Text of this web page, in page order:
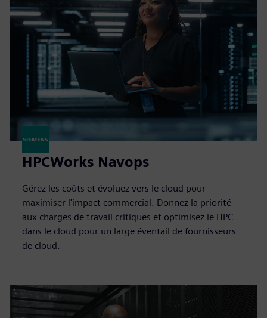
HPCWorks Navops
Gérez les coûts et évoluez vers le cloud pour
maximiser l'impact commercial. Donnez la priorité
aux charges de travail critiques et optimisez le HPC
dans le cloud pour un large éventail de fournisseurs
de cloud.